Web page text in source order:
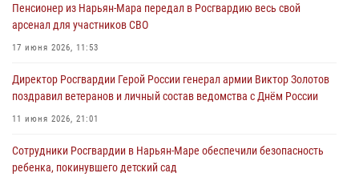
Пенсионер из Нарьян-Мара передал в Росгвардию весь свой
арсенал для участников СВО
17 июня 2026, 11:53
Директор Росгвардии Герой России генерал армии Виктор Золотов
поздравил ветеранов и личный состав ведомства с Днём России
11 июня 2026, 21:01
Сотрудники Росгвардии в Нарьян-Маре обеспечили безопасность
ребенка, покинувшего детский сад